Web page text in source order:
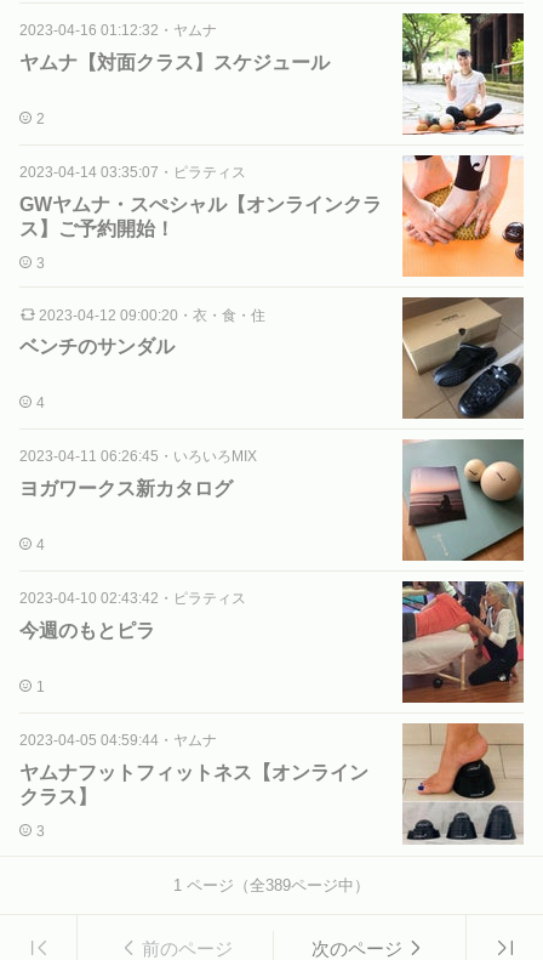
2023-04-16 01:12:32 ・ ヤムナ
ヤムナ【対面クラス】スケジュール
2
2023-04-14 03:35:07 ・ ピラティス
GWヤムナ・スぺシャル【オンラインクラ
ス】ご予約開始！
3
2023-04-12 09:00:20 ・ 衣・食・住
ベンチのサンダル
4
2023-04-11 06:26:45 ・ いろいろMIX
ヨガワークス新カタログ
4
2023-04-10 02:43:42 ・ ピラティス
今週のもとピラ
1
2023-04-05 04:59:44 ・ ヤムナ
ヤムナフットフィットネス【オンライン
クラス】
3
1 ページ（全389ページ中）
前のページ 次のページ